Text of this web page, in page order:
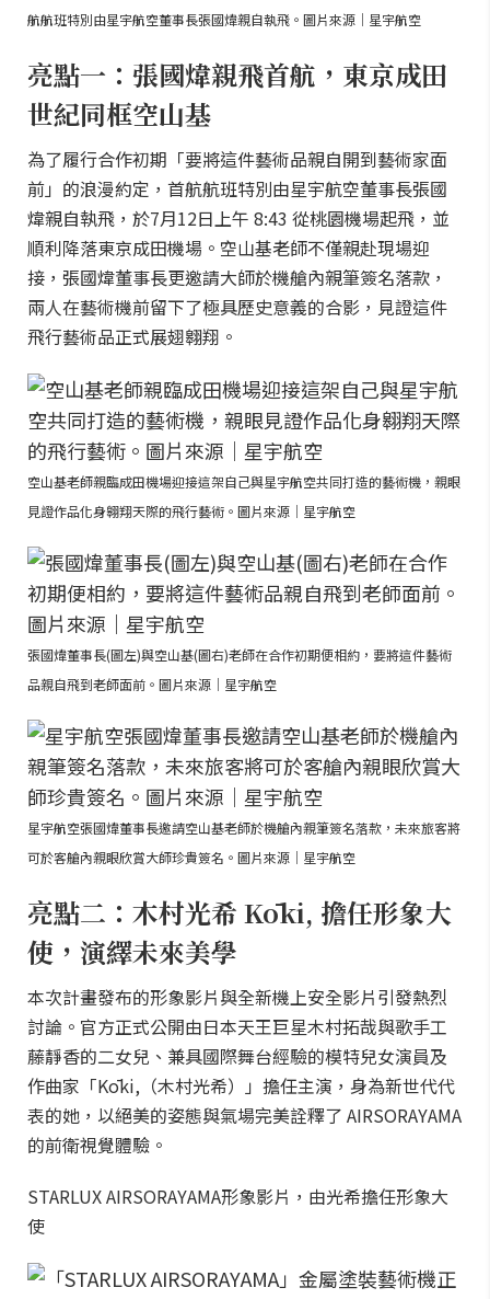
航航班特別由星宇航空董事長張國煒親自執飛。圖片來源｜星宇航空
亮點一：張國煒親飛首航，東京成田
世紀同框空山基
為了履行合作初期「要將這件藝術品親自開到藝術家面
前」的浪漫約定，首航航班特別由星宇航空董事長張國
煒親自執飛，於7月12日上午 8:43 從桃園機場起飛，並
順利降落東京成田機場。空山基老師不僅親赴現場迎
接，張國煒董事長更邀請大師於機艙內親筆簽名落款，
兩人在藝術機前留下了極具歷史意義的合影，見證這件
飛行藝術品正式展翅翱翔。
空山基老師親臨成田機場迎接這架自己與星宇航空共同打造的藝術機，親眼
見證作品化身翱翔天際的飛行藝術。圖片來源｜星宇航空
張國煒董事長(圖左)與空山基(圖右)老師在合作初期便相約，要將這件藝術
品親自飛到老師面前。圖片來源｜星宇航空
星宇航空張國煒董事長邀請空山基老師於機艙內親筆簽名落款，未來旅客將
可於客艙內親眼欣賞大師珍貴簽名。圖片來源｜星宇航空
亮點二：木村光希 Kōki, 擔任形象大
使，演繹未來美學
本次計畫發布的形象影片與全新機上安全影片引發熱烈
討論。官方正式公開由日本天王巨星木村拓哉與歌手工
藤靜香的二女兒、兼具國際舞台經驗的模特兒女演員及
作曲家「Kōki,（木村光希）」擔任主演，身為新世代代
表的她，以絕美的姿態與氣場完美詮釋了 AIRSORAYAMA
的前衛視覺體驗。
STARLUX AIRSORAYAMA形象影片，由光希擔任形象大
使